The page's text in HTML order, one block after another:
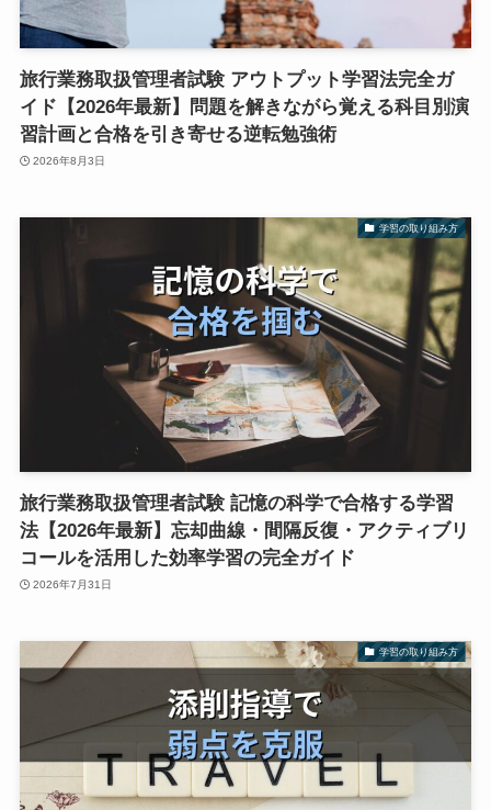
旅行業務取扱管理者試験 アウトプット学習法完全ガ
イド【2026年最新】問題を解きながら覚える科目別演
習計画と合格を引き寄せる逆転勉強術
2026年8月3日
学習の取り組み方
旅行業務取扱管理者試験 記憶の科学で合格する学習
法【2026年最新】忘却曲線・間隔反復・アクティブリ
コールを活用した効率学習の完全ガイド
2026年7月31日
学習の取り組み方